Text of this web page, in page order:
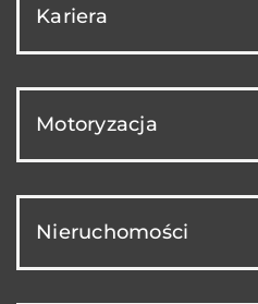
Kariera
Motoryzacja
Nieruchomości